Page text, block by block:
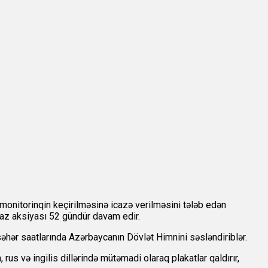
monitorinqin keçirilməsinə icazə verilməsini tələb edən
aksiyası 52 gündür davam edir.
saatlarında Azərbaycanın Dövlət Himnini səsləndiriblər.
rus və ingilis dillərində mütəmadi olaraq plakatlar qaldırır,